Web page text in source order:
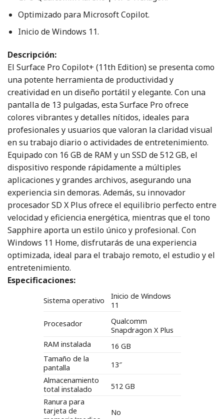
Optimizado para Microsoft Copilot.
Inicio de Windows 11.
Descripción:
El Surface Pro Copilot+ (11th Edition) se presenta como
una potente herramienta de productividad y
creatividad en un diseño portátil y elegante. Con una
pantalla de 13 pulgadas, esta Surface Pro ofrece
colores vibrantes y detalles nítidos, ideales para
profesionales y usuarios que valoran la claridad visual
en su trabajo diario o actividades de entretenimiento.
Equipado con 16 GB de RAM y un SSD de 512 GB, el
dispositivo responde rápidamente a múltiples
aplicaciones y grandes archivos, asegurando una
experiencia sin demoras. Además, su innovador
procesador SD X Plus ofrece el equilibrio perfecto entre
velocidad y eficiencia energética, mientras que el tono
Sapphire aporta un estilo único y profesional. Con
Windows 11 Home, disfrutarás de una experiencia
optimizada, ideal para el trabajo remoto, el estudio y el
entretenimiento.
Especificaciones:
Sistema operativo
Inicio de Windows
11
Procesador
Qualcomm
Snapdragon X Plus
RAM instalada
16 GB
Tamaño de la
pantalla
13″
Almacenamiento
total instalado
512 GB
Ranura para
tarjeta de
No